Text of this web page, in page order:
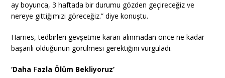
ay boyunca, 3 haftada bir durumu gözden geçireceğiz ve
nereye gittiğimizi göreceğiz.” diye konuştu.
Harries, tedbirleri gevşetme kararı alınmadan önce ne kadar
başarılı olduğunun görülmesi gerektiğini vurguladı.
‘Daha Fazla Ölüm Bekliyoruz’